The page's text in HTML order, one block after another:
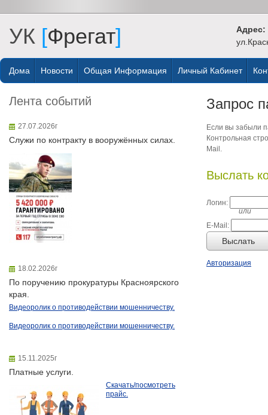
УК [Фрегат] Адрес:
Дома Новости Общая Информация Личный Кабинет
Лента событий
27.07.2026г
Служи по контракту в вооружённых силах.
18.02.2026г
По поручению прокуратуры Красноярского
края.
Видеоролик о противодействии мошенничеству.
Видеоролик о противодействии мошенничеству.
15.11.2025г
Платные услуги.
Скачать/посмотреть
прайс.
Запрос
Если вы забыли
Контрольная
Mail.
Выслать
Логин:
или
E-Mail:
Выслать
Авторизация